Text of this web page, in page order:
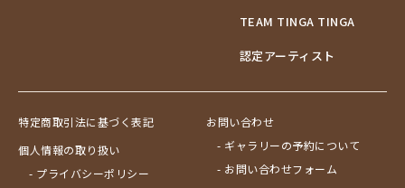
TEAM TINGA TINGA
認定アーティスト
特定商取引法に基づく表記
個人情報の取り扱い
- プライバシーポリシー
お問い合わせ
- ギャラリーの予約について
- お問い合わせフォーム